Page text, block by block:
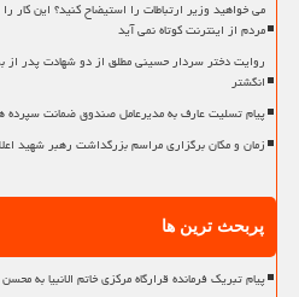
می خواهید وزیر ارتباطات را استیضاح کنید؟ این کار
مردم از اینترنت کوتاه نمی آید
روایت دختر سردار حسینی مطلق از دو شهادت پدر از
انگشتر
پیام تسلیت عارف به مدیرعامل صندوق ضمانت سپرده
زمان و مکان برگزاری مراسم بزرگداشت رهبر شهید
پربحث ترین ها
پیام تبریک فرمانده قرارگاه مرکزی خاتم الانبیا به